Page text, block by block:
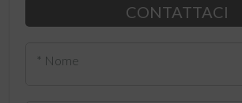
CONTATTACI
* Nome